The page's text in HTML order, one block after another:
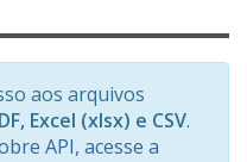
aos arquivos
Excel (xlsx) e CSV.
API, acesse a